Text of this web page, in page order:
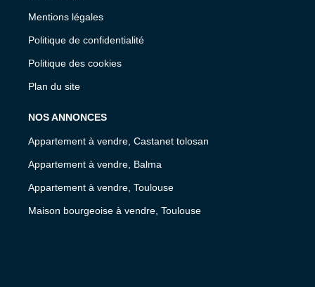
Mentions légales
Politique de confidentialité
Politique des cookies
Plan du site
NOS ANNONCES
Appartement à vendre, Castanet tolosan
Appartement à vendre, Balma
Appartement à vendre, Toulouse
Maison bourgeoise à vendre, Toulouse